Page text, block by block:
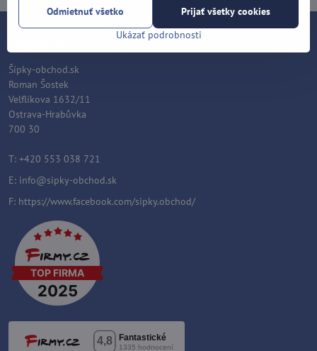
Šípky-obchod.sk
Roman Šostek
Velflíkova 1632/11
Ostrava-Hrabůvka
700 30
T: +420 553 038 721
E: info@sipky-obchod.sk
F: https://www.facebook.com/sipky.obchod/
Ukázať podrobnosti
Prijať všetky cookies
Odmietnuť všetko